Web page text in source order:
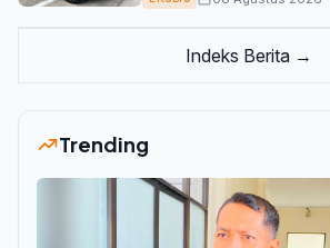
Indeks Berita →
Trending